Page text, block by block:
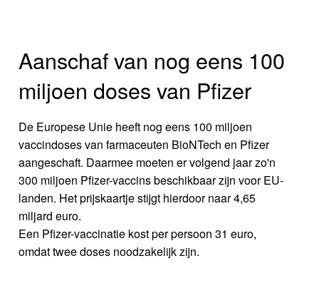
Aanschaf van nog eens 100
miljoen doses van Pfizer
De Europese Unie heeft nog eens 100 miljoen
vaccindoses van farmaceuten BioNTech en Pfizer
aangeschaft. Daarmee moeten er volgend jaar zo'n
300 miljoen Pfizer-vaccins beschikbaar zijn voor EU-
landen. Het prijskaartje stijgt hierdoor naar 4,65
miljard euro.
Een Pfizer-vaccinatie kost per persoon 31 euro,
omdat twee doses noodzakelijk zijn.